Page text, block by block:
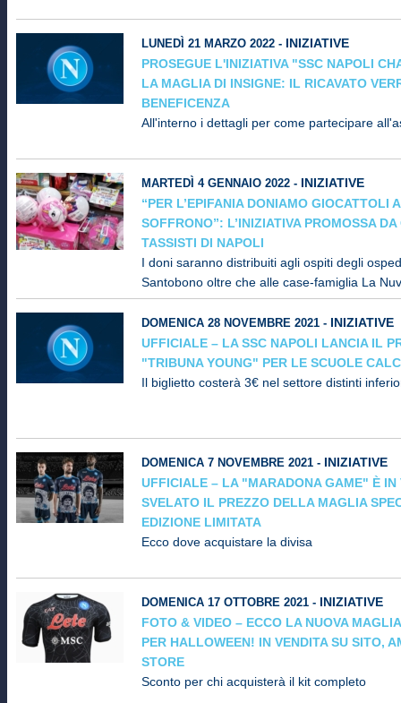
LUNEDÌ 21 MARZO 2022 - INIZIATIVE
PROSEGUE L'INIZIATIVA "SSC NAPOLI
LA MAGLIA DI INSIGNE: IL RICAVATO
BENEFICENZA
All'interno i dettagli per come partecipare
MARTEDÌ 4 GENNAIO 2022 - INIZIATIVE
“PER L’EPIFANIA DONIAMO GIOCATTOLI
SOFFRONO”: L’INIZIATIVA PROMOSSA
TASSISTI DI NAPOLI
I doni saranno distribuiti agli ospiti degli
Santobono oltre che alle case-famiglia La
DOMENICA 28 NOVEMBRE 2021 - INIZIATIVE
UFFICIALE – LA SSC NAPOLI LANCIA IL
"TRIBUNA YOUNG" PER LE SCUOLE
Il biglietto costerà 3€ nel settore distinti
DOMENICA 7 NOVEMBRE 2021 - INIZIATIVE
UFFICIALE – LA "MARADONA GAME" È IN
SVELATO IL PREZZO DELLA MAGLIA
EDIZIONE LIMITATA
Ecco dove acquistare la divisa
DOMENICA 17 OTTOBRE 2021 - INIZIATIVE
FOTO & VIDEO – ECCO LA NUOVA
PER HALLOWEEN! IN VENDITA SU SITO,
STORE
Sconto per chi acquisterà il kit completo